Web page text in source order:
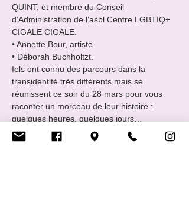
QUINT, et membre du Conseil
d’Administration de l’asbl Centre LGBTIQ+
CIGALE CIGALE.
• Annette Bour, artiste
• Déborah Buchholtzt.
Iels ont connu des parcours dans la
transidentité très différents mais se
réunissent ce soir du 28 mars pour vous
raconter un morceau de leur histoire :
quelques heures, quelques jours…
Afficher plus